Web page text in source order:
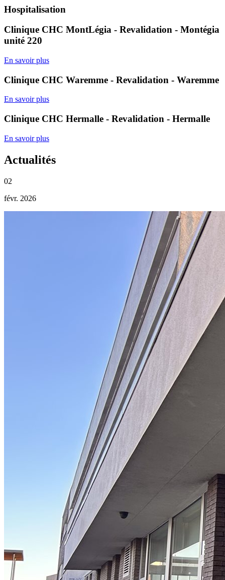
Hospitalisation
Clinique CHC MontLégia - Revalidation - Montégia
unité 220
En savoir plus
Clinique CHC Waremme - Revalidation - Waremme
En savoir plus
Clinique CHC Hermalle - Revalidation - Hermalle
En savoir plus
Actualités
02
févr. 2026